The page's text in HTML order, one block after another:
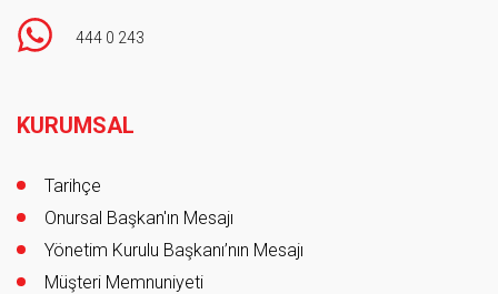
444 0 243
KURUMSAL
Tarihçe
Onursal Başkan'ın Mesajı
Yönetim Kurulu Başkanı’nın Mesajı
Müşteri Memnuniyeti